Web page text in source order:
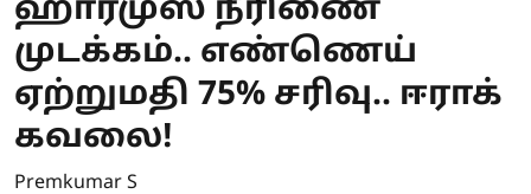
ஹார்முஸ் நீரிணை
முடக்கம்.. எண்ணெய்
ஏற்றுமதி 75% சரிவு.. ஈராக்
கவலை!
Premkumar S